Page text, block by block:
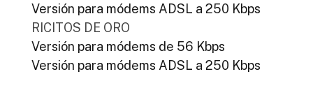
Versión para módems ADSL a 250 Kbps
RICITOS DE ORO
Versión para módems de 56 Kbps
Versión para módems ADSL a 250 Kbps